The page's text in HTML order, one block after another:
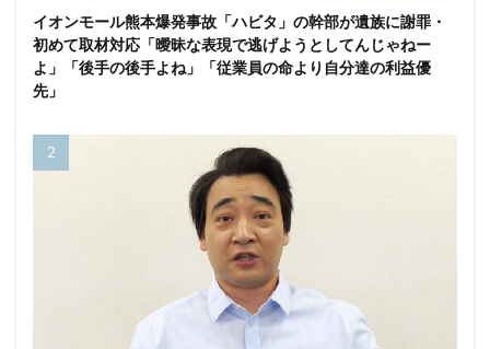
イオンモール熊本爆発事故「ハビタ」の幹部が遺族に謝罪・
初めて取材対応「曖昧な表現で逃げようとしてんじゃねー
よ」「後手の後手よね」「従業員の命より自分達の利益優
先」